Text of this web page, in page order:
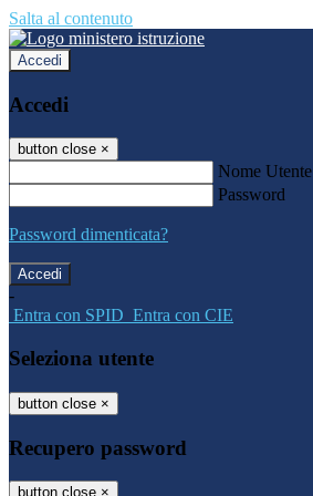
Salta al contenuto
Accedi
Accedi
button close ×
Nome Utente
Password
Password dimenticata?
-
Entra con SPID Entra con CIE
Seleziona utente
button close ×
Recupero password
button close ×